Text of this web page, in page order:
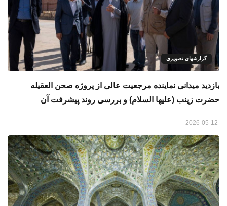
گزارشهای تصویری
بازدید میدانی نماینده مرجعیت عالی از پروژه صحن العقیله
حضرت زینب (علیها السلام) و بررسی روند پیشرفت آن